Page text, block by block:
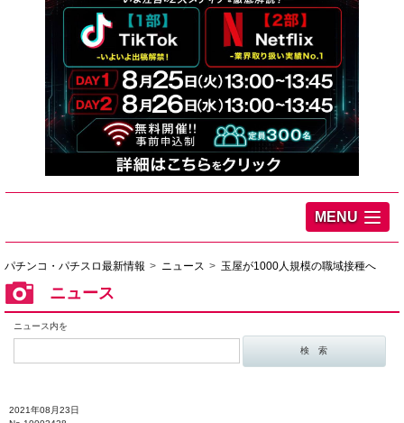
MENU
パチンコ・パチスロ最新情報 ニュース 玉屋が1000人規模の職域接種へ
ニュース
ニュース内を
2021年08月23日